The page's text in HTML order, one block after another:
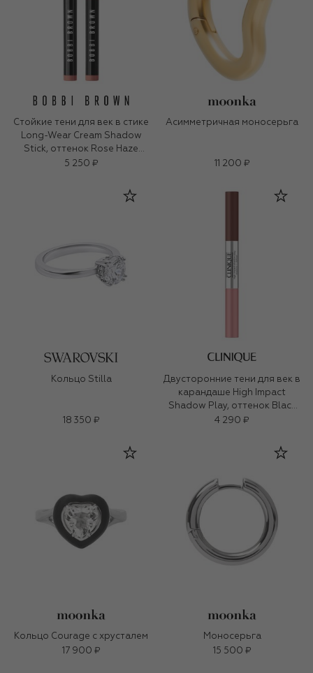
Стойкие тени для век в стике
Long-Wear Cream Shadow
Stick, оттенок Rose Haze​
(1,6g)
5 250 ₽
Асимметричная моносерьга
11 200 ₽
Кольцо Stilla
18 350 ₽
Двусторонние тени для век в
карандаше High Impact
Shadow Play, оттенок Black
Honey + Pink Honey
4 290 ₽
Кольцо Courage с хрусталем
17 900 ₽
Моносерьга
15 500 ₽